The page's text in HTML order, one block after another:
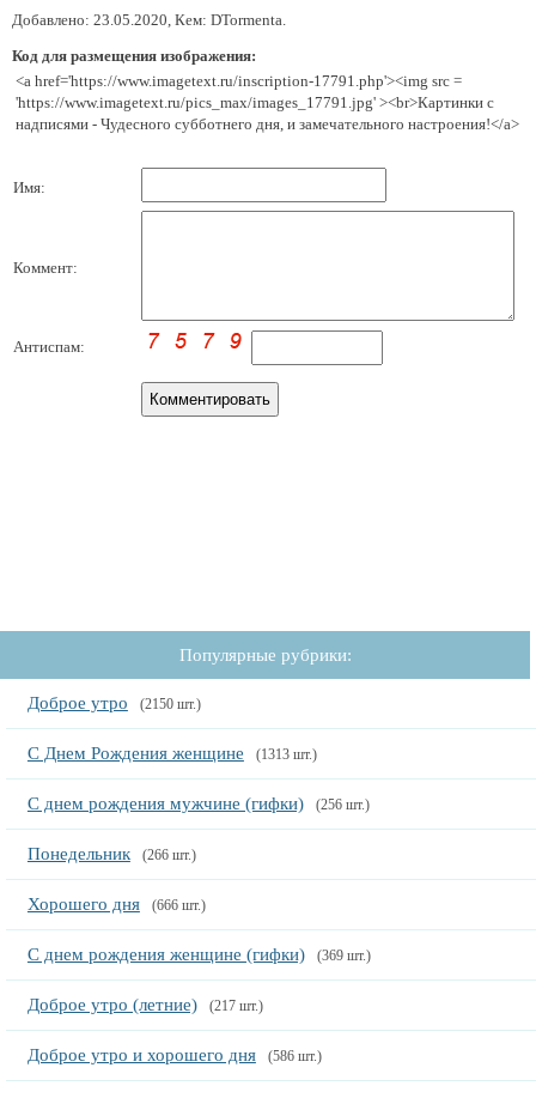
Добавлено: 23.05.2020, Кем: DTormenta.
Код для размещения изображения:
<a href='https://www.imagetext.ru/inscription-17791.php'><img src =
'https://www.imagetext.ru/pics_max/images_17791.jpg' ><br>Картинки с
надписями - Чудесного субботнего дня, и замечательного настроения!</a>
Имя:
Коммент:
Антиспам:
Популярные рубрики:
Доброе утро (2150 шт.)
С Днем Рождения женщине (1313 шт.)
С днем рождения мужчине (гифки) (256 шт.)
Понедельник (266 шт.)
Хорошего дня (666 шт.)
С днем рождения женщине (гифки) (369 шт.)
Доброе утро (летние) (217 шт.)
Доброе утро и хорошего дня (586 шт.)